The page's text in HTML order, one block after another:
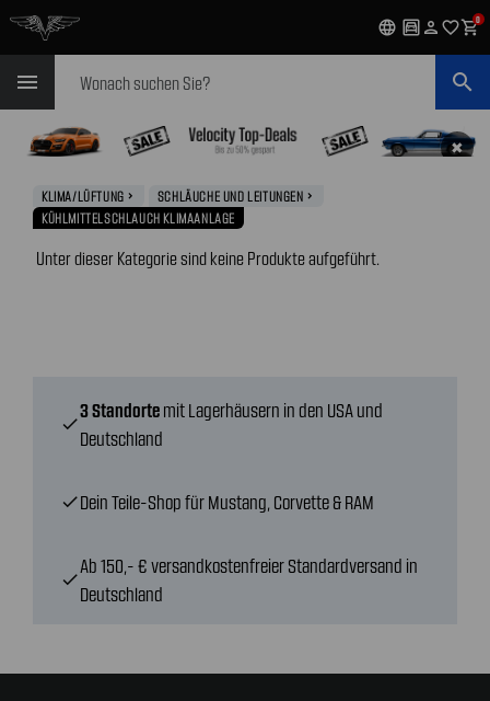
language garage person favorite_outlineshopping_cart0
menu search
✖
KLIMA/LÜFTUNG navigate_next SCHLÄUCHE UND LEITUNGEN navigate_next
KÜHLMITTELSCHLAUCH KLIMAANLAGE
Unter dieser Kategorie sind keine Produkte aufgeführt.
check
3 Standorte mit Lagerhäusern in den USA und
Deutschland
checkDein Teile-Shop für Mustang, Corvette & RAM
check
Ab 150,- € versandkostenfreier Standardversand in
Deutschland